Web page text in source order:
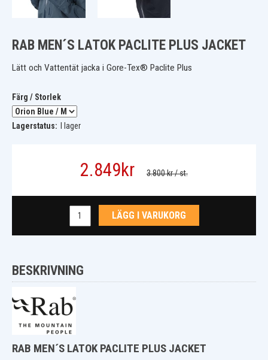
RAB MEN´S LATOK PACLITE PLUS JACKET
Lätt och Vattentät jacka i Gore-Tex® Paclite Plus
Färg / Storlek
Lagerstatus: I lager
2.849kr 3.800 kr/ st.
LÄGG I VARUKORG
BESKRIVNING
RAB MEN´S LATOK PACLITE PLUS JACKET